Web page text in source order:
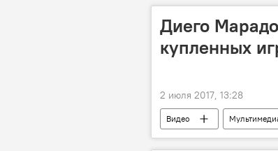
Диего
купленных
2 июля 2017, 13:28
Видео